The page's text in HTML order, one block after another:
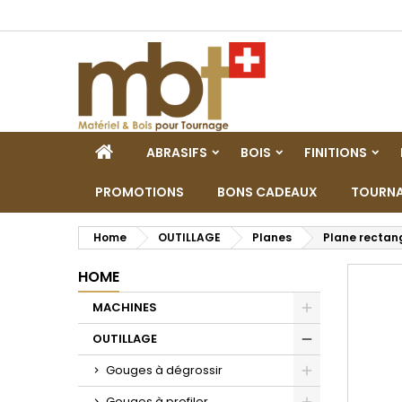
HOMEABRASIFS BOIS FINITIONS
PROMOTIONS BONS CADEAUX
Home OUTILLAGE Planes Plane
HOME
MACHINES
OUTILLAGE
Gouges à dégrossir